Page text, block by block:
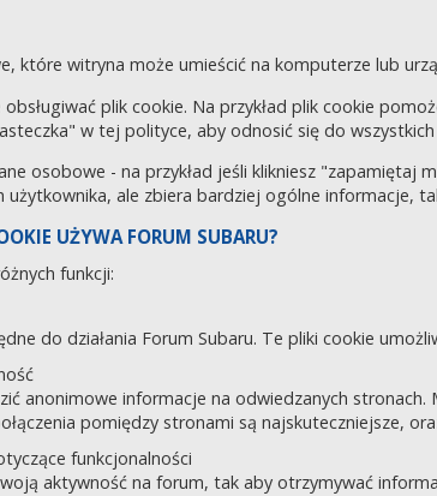
które witryna może umieścić na komputerze lub
plik cookie. Na przykład plik cookie
w tej polityce, aby odnosić się do
osobowe - na przykład jeśli klikniesz
ale zbiera bardziej ogólne informacje,
UŻYWA FORUM SUBARU?
funkcji:
do działania Forum Subaru. Te pliki cookie
anonimowe informacje na odwiedzanych
pomiędzy stronami są najskuteczniejsze,
funkcjonalności
aktywność na forum, tak aby otrzymywać